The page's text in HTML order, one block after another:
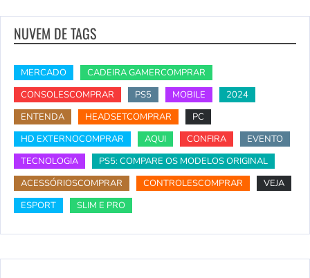
NUVEM DE TAGS
MERCADO
CADEIRA GAMERCOMPRAR
CONSOLESCOMPRAR
PS5 MOBILE
2024
ENTENDA
HEADSETCOMPRAR
PC
HD EXTERNOCOMPRAR
AQUI CONFIRA
EVENTO
TECNOLOGIA
PS5: COMPARE OS MODELOS ORIGINAL
ACESSÓRIOSCOMPRAR
CONTROLESCOMPRAR
VEJA
ESPORT
SLIM E PRO